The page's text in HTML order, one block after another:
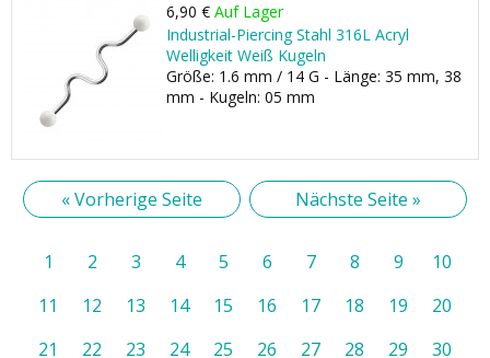
6,90 € Auf Lager
Industrial-Piercing Stahl 316L Acryl
Welligkeit Weiß Kugeln
Größe: 1.6 mm / 14 G - Länge: 35 mm, 38
mm - Kugeln: 05 mm
« Vorherige Seite Nächste Seite »
1 2 3 4 5 6 7 8 9
10
11
12 13 14 15 16 17 18 19
20
21
22 23 24 25 26 27 28 29
30